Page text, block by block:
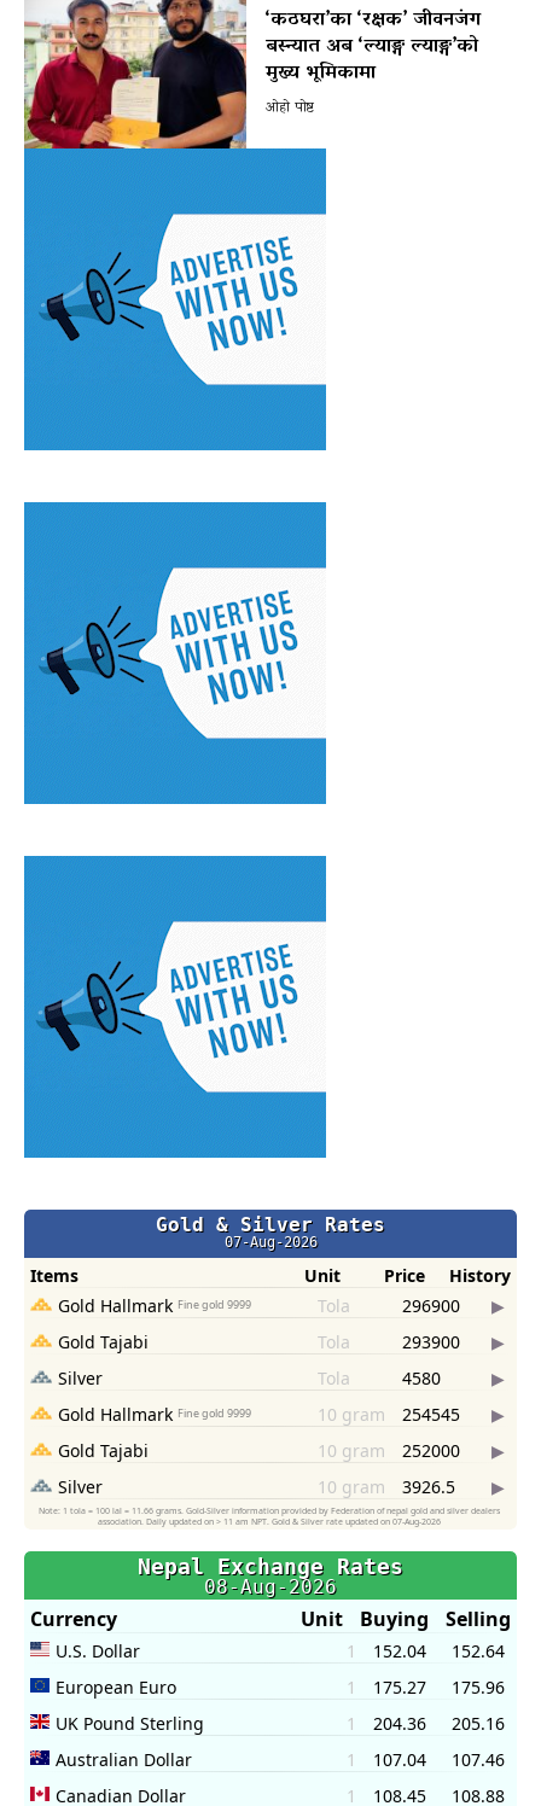
‘कठघरा’का ‘रक्षक’ जीवनजंग
बस्न्यात अब ‘ल्याङ्ग ल्याङ्ग’को
मुख्य भूमिकामा
ओहो पोष्ट